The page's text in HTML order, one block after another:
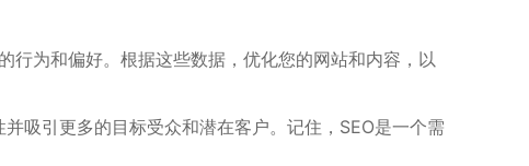
为和偏好。根据这些数据，优化您的网站和内容，以
吸引更多的目标受众和潜在客户。记住，SEO是一个需